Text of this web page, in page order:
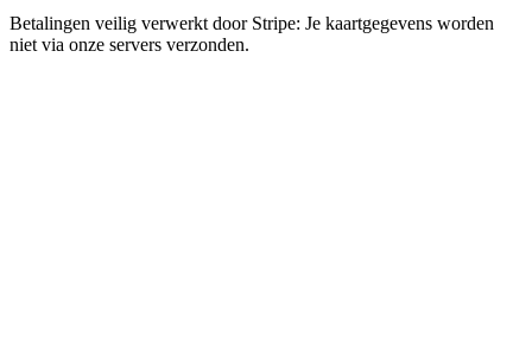
Betalingen veilig verwerkt door Stripe: Je kaartgegevens worden
niet via onze servers verzonden.